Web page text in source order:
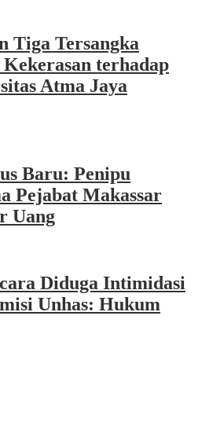
Tiga Tersangka
Kekerasan terhadap
Atma Jaya
Baru: Penipu
Pejabat Makassar
Uang
Diduga Intimidasi
Unhas: Hukum